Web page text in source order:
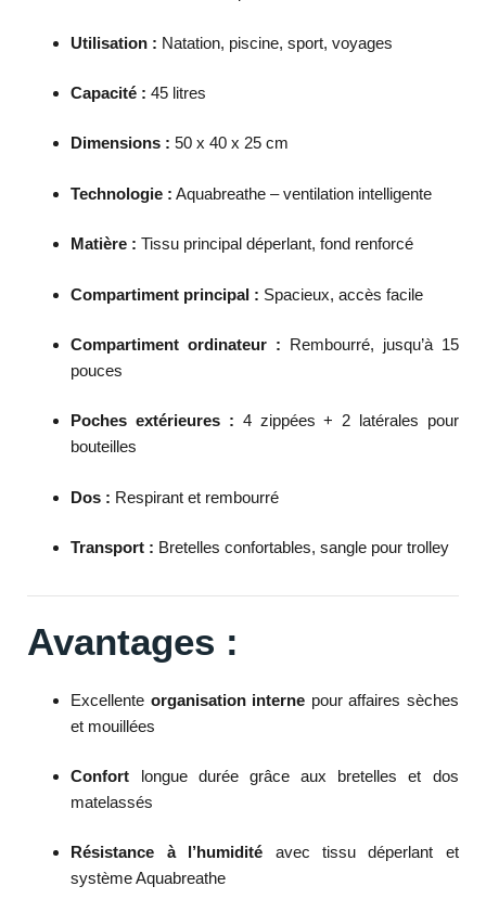
Utilisation : Natation, piscine, sport, voyages
Capacité : 45 litres
Dimensions : 50 x 40 x 25 cm
Technologie : Aquabreathe – ventilation intelligente
Matière : Tissu principal déperlant, fond renforcé
Compartiment principal : Spacieux, accès facile
Compartiment ordinateur : Rembourré, jusqu’à 15
pouces
Poches extérieures : 4 zippées + 2 latérales pour
bouteilles
Dos : Respirant et rembourré
Transport : Bretelles confortables, sangle pour trolley
Avantages :
Excellente organisation interne pour affaires sèches
et mouillées
Confort longue durée grâce aux bretelles et dos
matelassés
Résistance à l’humidité avec tissu déperlant et
système Aquabreathe